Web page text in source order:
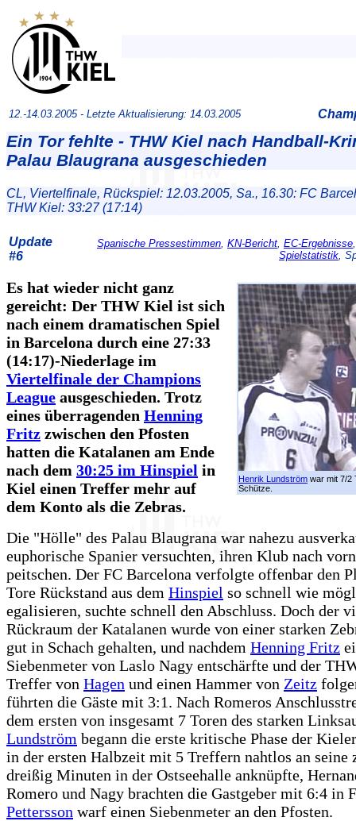
12.-14.03.2005 - Letzte Aktualisierung: 14.03.2005
Ein Tor fehlte - THW Kiel nach Handball-
Palau Blaugrana ausgeschieden
CL, Viertelfinale, Rückspiel: 12.03.2005, Sa., 16.30: FC
THW Kiel: 33:27 (17:14)
Update
#6
Spanische Pressestimmen KN-Bericht EC-Ergebnisse
Spielstatistik ,
Henrik Lundström war mit 7/2
Schütze.
Es hat wieder nicht ganz
gereicht: Der THW Kiel ist sich
nach einem dramatischen Spiel
in Barcelona durch eine 27:33
(14:17)-Niederlage im
Viertelfinale der Champions
League ausgeschieden. Trotz
eines überragenden Henning
Fritz zwischen den Pfosten
hatten die Katalanen am Ende
nach dem 30:25 im Hinspiel in
Kiel einen Treffer mehr auf
dem Konto als die Zebras.
Die "Hölle" des Palau Blaugrana war nahezu
euphorische Spanier versuchten, ihren Klub nach
peitschen. Der FC Barcelona verfolgte offenbar den
Tore Rückstand aus dem Hinspiel so schnell wie
egalisieren, suchte schnell den Abschluss. Doch der
Rückraum der Katalanen wurde von einer starken
gut in Schach gehalten, und nachdem Henning Fritz
Siebenmeter von Laslo Nagy entschärfte und der
Treffer von Hagen und einen Hammer von Zeitz
führten die Gäste mit 3:1. Nach Romeros
dem ersten von insgesamt 7 Toren des starken
Lundström begann die erste kritische Phase der
in der ersten Halbzeit mit 5 Treffern nahtlos an seine
dreißig Minuten in der Ostseehalle anknüpfte,
Romero und Nagy brachten die Gastgeber mit 6:4 in
Pettersson warf einen Siebenmeter an den Pfosten.